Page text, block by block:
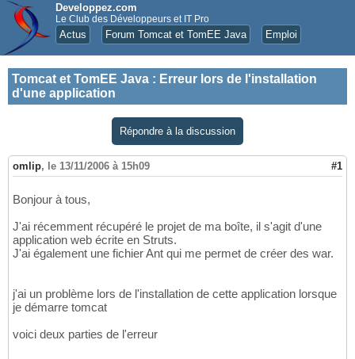
Developpez.com
Le Club des Développeurs et IT Pro
Actus Forum Tomcat et TomEE Java Emploi
Tomcat et TomEE Java : Erreur lors de l'installation
d'une application
Répondre à la discussion
omlip, le 13/11/2006 à 15h09 #1
Bonjour à tous,
J'ai récemment récupéré le projet de ma boîte, il s'agit d'une
application web écrite en Struts.
J'ai également une fichier Ant qui me permet de créer des war.
j'ai un problème lors de l'installation de cette application lorsque
je démarre tomcat
voici deux parties de l'erreur